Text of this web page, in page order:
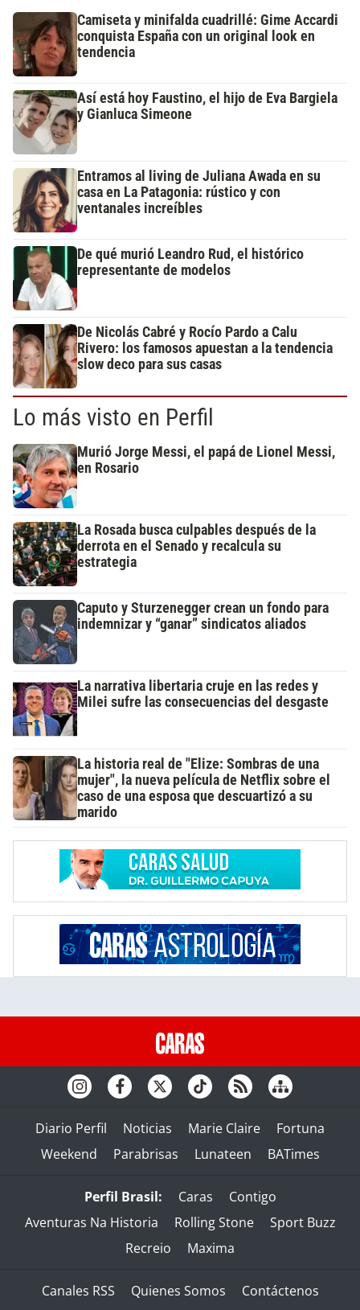
Camiseta y minifalda cuadrillé: Gime Accardi
conquista España con un original look en
tendencia
Así está hoy Faustino, el hijo de Eva Bargiela
y Gianluca Simeone
Entramos al living de Juliana Awada en su
casa en La Patagonia: rústico y con
ventanales increíbles
De qué murió Leandro Rud, el histórico
representante de modelos
De Nicolás Cabré y Rocío Pardo a Calu
Rivero: los famosos apuestan a la tendencia
slow deco para sus casas
Lo más visto en Perfil
Murió Jorge Messi, el papá de Lionel Messi,
en Rosario
La Rosada busca culpables después de la
derrota en el Senado y recalcula su
estrategia
Caputo y Sturzenegger crean un fondo para
indemnizar y “ganar” sindicatos aliados
La narrativa libertaria cruje en las redes y
Milei sufre las consecuencias del desgaste
La historia real de "Elize: Sombras de una
mujer", la nueva película de Netflix sobre el
caso de una esposa que descuartizó a su
marido
Diario Perfil Noticias Marie Claire
Fortuna
Weekend
Parabrisas Lunateen BATimes
Perfil Brasil: Caras
Contigo
Aventuras Na Historia
Rolling Stone
Sport Buzz
Recreio
Maxima
Canales RSS Quienes Somos
Contáctenos